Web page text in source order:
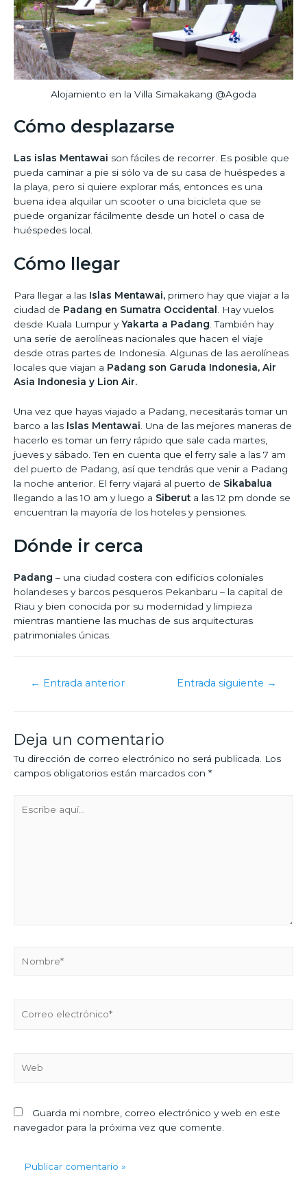
Alojamiento en la Villa Simakakang @Agoda
Cómo desplazarse
Las islas Mentawai son fáciles de recorrer. Es posible que
pueda caminar a pie si sólo va de su casa de huéspedes a
la playa, pero si quiere explorar más, entonces es una
buena idea alquilar un scooter o una bicicleta que se
puede organizar fácilmente desde un hotel o casa de
huéspedes local.
Cómo llegar
Para llegar a las Islas Mentawai, primero hay que viajar a la
ciudad de Padang en Sumatra Occidental
. Hay vuelos
desde Kuala Lumpur yYakarta a Padang . También hay
una serie de aerolíneas nacionales que hacen el viaje
desde otras partes de Indonesia. Algunas de las aerolíneas
locales que viajan a Padang son Garuda Indonesia, Air
Asia Indonesia y Lion Air.
Una vez que hayas viajado a Padang, necesitarás tomar un
barco a las Islas Mentawai . Una de las mejores maneras de
hacerlo es tomar un ferry rápido que sale cada martes,
jueves y sábado. Ten en cuenta que el ferry sale a las 7 am
del puerto de Padang, así que tendrás que venir a Padang
la noche anterior. El ferry viajará al puerto de Sikabalua
llegando a las 10 am y luego a Siberut a las 12 pm donde se
encuentran la mayoría de los hoteles y pensiones.
Dónde ir cerca
Padang – una ciudad costera con edificios coloniales
holandeses y barcos pesqueros Pekanbaru – la capital de
Riau y bien conocida por su modernidad y limpieza
mientras mantiene las muchas de sus arquitecturas
patrimoniales únicas.
← Entrada anterior Entrada siguiente →
Deja un comentario
Tu dirección de correo electrónico no será publicada.
Los
campos obligatorios están marcados con *
Guarda mi nombre, correo electrónico y web en este
navegador para la próxima vez que comente.